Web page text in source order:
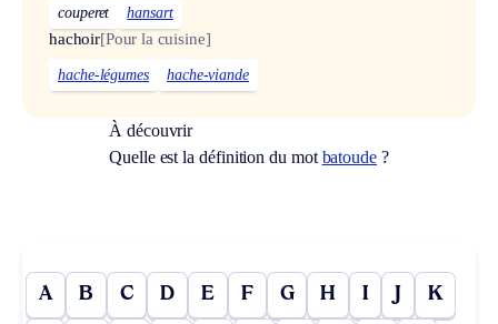
couperet hansart
hachoir[Pour la cuisine]
hache-légumes hache-viande
À découvrir
Quelle est la définition du mot batoude ?
A B C D E F G H I J K